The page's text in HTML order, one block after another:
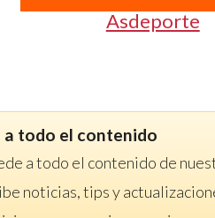
Asdeporte
a todo el contenido
a todo el contenido de
noticias, tips y